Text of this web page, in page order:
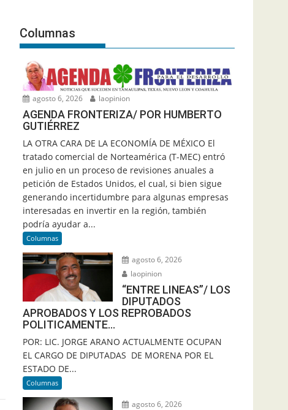
Columnas
agosto 6, 2026 laopinion
AGENDA FRONTERIZA/ POR HUMBERTO
GUTIÉRREZ
LA OTRA CARA DE LA ECONOMÍA DE MÉXICO El
tratado comercial de Norteamérica (T-MEC) entró
en julio en un proceso de revisiones anuales a
petición de Estados Unidos, el cual, si bien sigue
generando incertidumbre para algunas empresas
interesadas en invertir en la región, también
podría ayudar a...
Columnas
agosto 6, 2026
laopinion
“ENTRE LINEAS”/ LOS
DIPUTADOS
APROBADOS Y LOS REPROBADOS
POLITICAMENTE…
POR: LIC. JORGE ARANO ACTUALMENTE OCUPAN
EL CARGO DE DIPUTADAS DE MORENA POR EL
ESTADO DE...
Columnas
agosto 6, 2026